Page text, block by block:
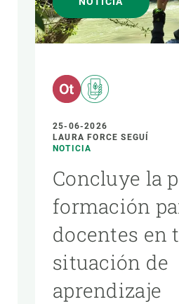
25-06-2026
LAURA FORCE SEGUÍ
NOTICIA
Concluye la
formación
docentes en
situación de
aprendizaje
PARTICIPA